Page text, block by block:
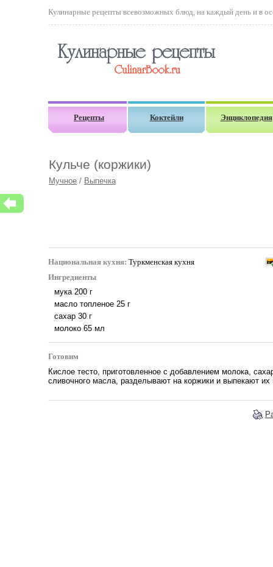
Кулинарные рецепты всевозможных блюд, на каждый день и в
Рецепты Коктейли Энциклопедия
Кульче (коржики)
Мучное / Выпечка
Национальная кухня: Туркменская кухня
Ингредиенты
мука 200 г
масло топленое 25 г
сахар 30 г
молоко 65 мл
Готовим
Кислое тесто, приготовленное с добавлением молока,
сливочного масла, разделывают на коржики и выпекают